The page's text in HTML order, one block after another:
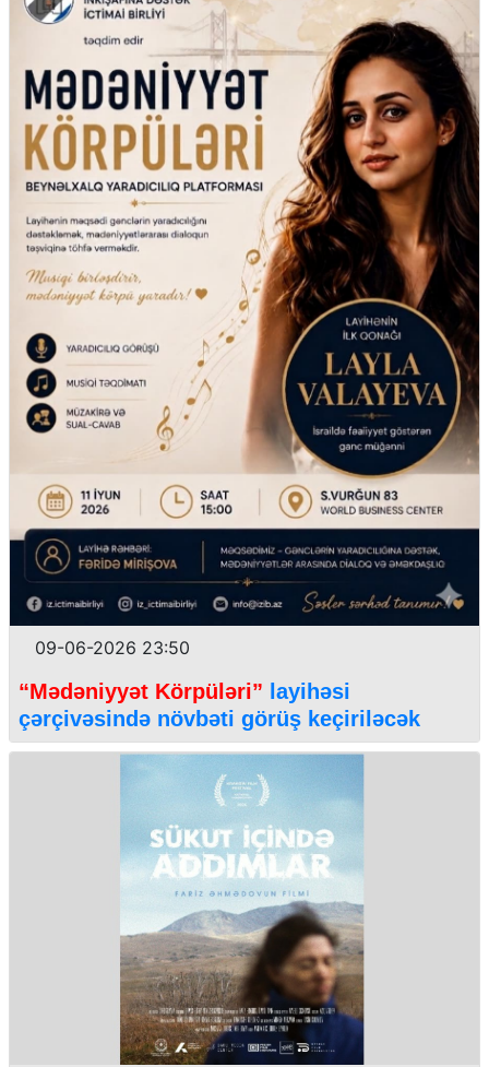
09-06-2026 23:50
“Mədəniyyət Körpüləri” layihəsi
çərçivəsində növbəti görüş keçiriləcək